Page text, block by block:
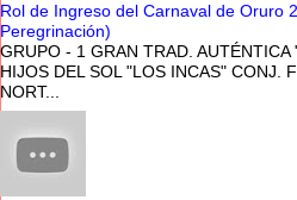
Rol de Ingreso del Carnaval de Oruro
Peregrinación)
GRUPO - 1 GRAN TRAD. AUTÉNTICA
HIJOS DEL SOL "LOS INCAS" CONJ.
NORT...